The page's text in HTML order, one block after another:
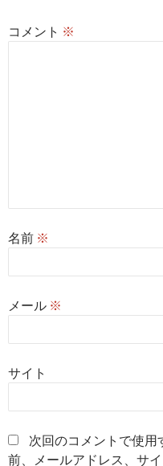
コメント ※
名前 ※
メール ※
サイト
次回のコメントで使用
前、メールアドレス、サイ